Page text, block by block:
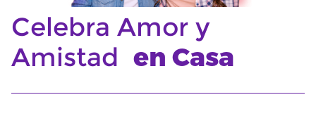
Celebra Amor y
Amistad en Casa